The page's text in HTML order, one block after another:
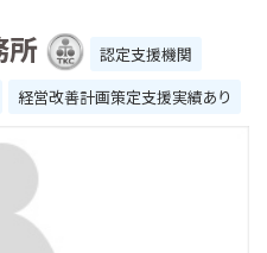
所
認定支援機関
経営改善計画策定支援実績あり